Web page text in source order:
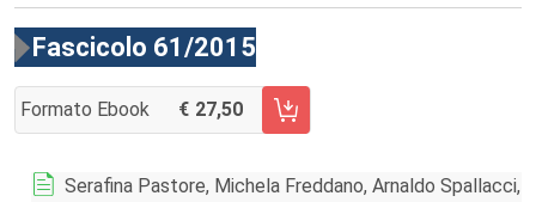
Fascicolo 61/2015
Formato Ebook 27,50
AGGIUNGI AL CARRELLO FASCICOLO 61/2015
Serafina Pastore, Michela Freddano, Arnaldo Spallacci,